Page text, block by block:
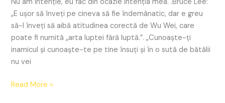
„E ușor să înveți pe cineva să fie îndemânatic, dar e greu
să-l înveți să aibă atitudinea corectă de Wu Wei, care
poate fi numită „arta luptei fără luptă.”. „Cunoaște-ți
inamicul și cunoaște-te pe tine însuți și în o sută de bătălii
nu vei
Read More »